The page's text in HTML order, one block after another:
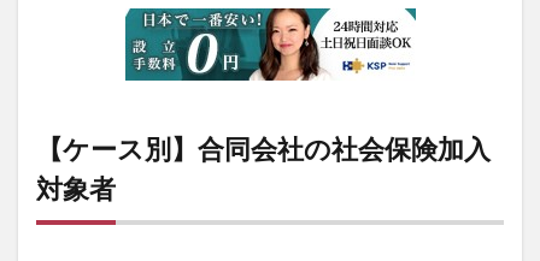
【ケース別】合同会社の社会保険加入
対象者